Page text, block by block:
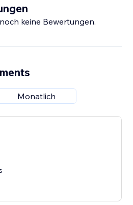
keine Bewertungen.
Monatlich